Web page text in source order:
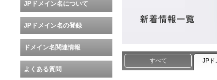
すべて JPド
JPドメイン名について
JPドメイン名の登録
ドメイン名関連情報
よくある質問